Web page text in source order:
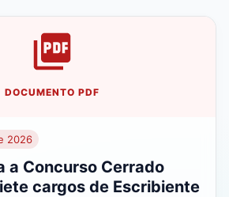
DOCUMENTO PDF
2026
a Concurso Cerrado
cargos de Escribiente